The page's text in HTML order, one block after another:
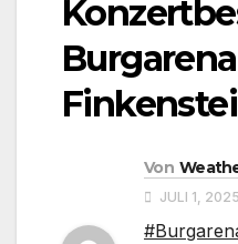
Burgarena
Von
JULI 1, 2025